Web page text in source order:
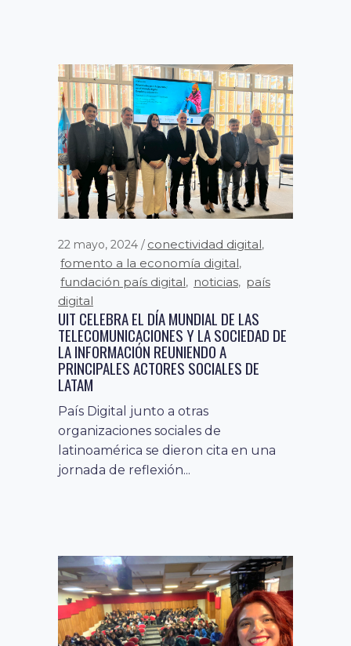
22 mayo, 2024 conectividad digital,
fomento a la economía digital,
fundación país digital, noticias, país
digital
UIT CELEBRA EL DÍA MUNDIAL DE LAS
TELECOMUNICACIONES Y LA SOCIEDAD DE
LA INFORMACIÓN REUNIENDO A
PRINCIPALES ACTORES SOCIALES DE
LATAM
País Digital junto a otras
organizaciones sociales de
latinoamérica se dieron cita en una
jornada de reflexión...